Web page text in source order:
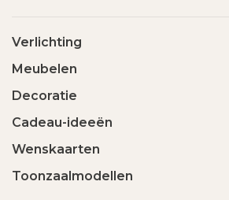
Verlichting
Meubelen
Decoratie
Cadeau-ideeën
Wenskaarten
Toonzaalmodellen